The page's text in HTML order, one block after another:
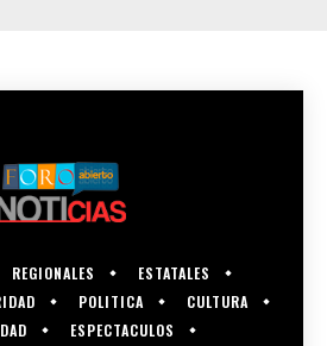
REGIONALES
ESTATALES
POLITICA
CULTURA
ESPECTACULOS